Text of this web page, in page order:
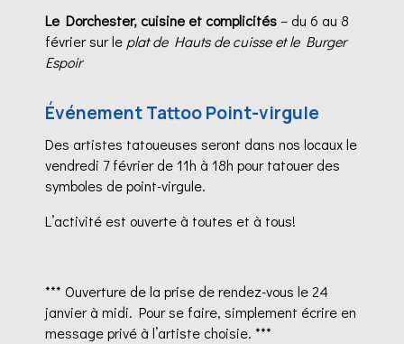
Le Dorchester, cuisine et complicités – du 6 au 8
février sur le plat de Hauts de cuisse et le Burger
Espoir
Événement Tattoo Point-virgule
Des artistes tatoueuses seront dans nos locaux le
vendredi 7 février de 11h à 18h pour tatouer des
symboles de point-virgule.
L’activité est ouverte à toutes et à tous!
*** Ouverture de la prise de rendez-vous le 24
janvier à midi. Pour se faire, simplement écrire en
message privé à l’artiste choisie. ***